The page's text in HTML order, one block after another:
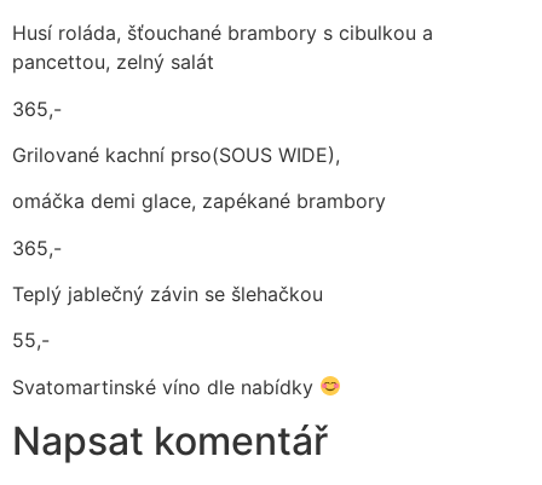
Husí roláda, šťouchané brambory s cibulkou a
pancettou, zelný salát
365,-
Grilované kachní prso(SOUS WIDE),
omáčka demi glace, zapékané brambory
365,-
Teplý jablečný závin se šlehačkou
55,-
Svatomartinské víno dle nabídky
Napsat komentář